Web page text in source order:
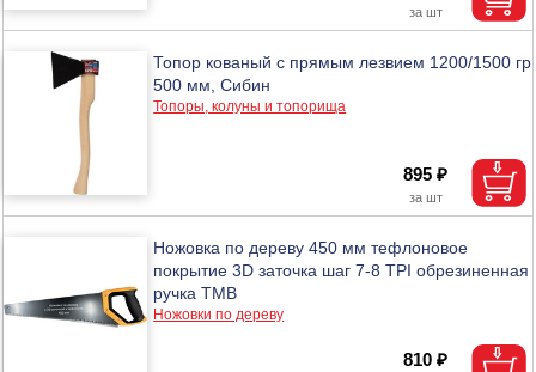
Топор кованый с прямым лезвием 1200/1500 гр
500 мм, Сибин
Топоры, колуны и топорища
895 ₽
Ножовка по дереву 450 мм тефлоновое
покрытие 3D заточка шаг 7-8 TPI обрезиненная
ручка ТМВ
Ножовки по дереву
810 ₽